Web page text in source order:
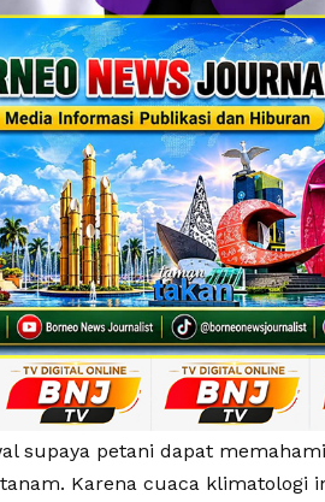
supaya petani dapat
Karena cuaca klimatologi